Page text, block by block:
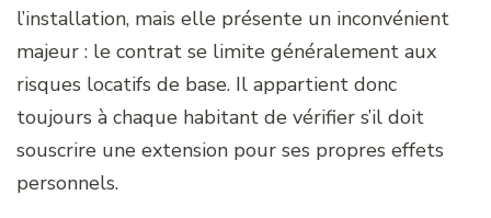
l’installation, mais elle présente un inconvénient
majeur : le contrat se limite généralement aux
risques locatifs de base. Il appartient donc
toujours à chaque habitant de vérifier s’il doit
souscrire une extension pour ses propres effets
personnels.